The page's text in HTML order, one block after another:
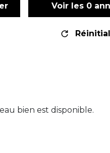
Voir les 0
bien est disponible.